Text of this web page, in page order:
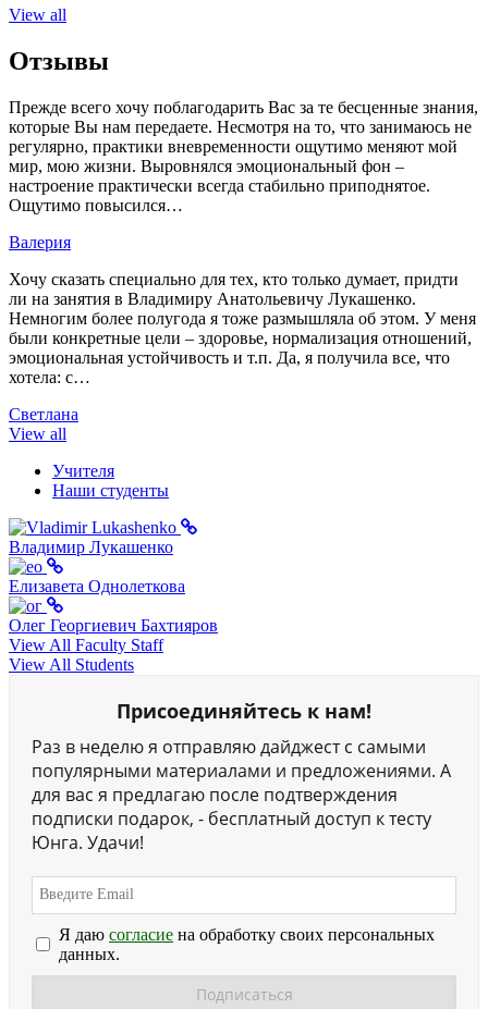
View all
Отзывы
Прежде всего хочу поблагодарить Вас за те бесценные знания,
которые Вы нам передаете. Несмотря на то, что занимаюсь не
регулярно, практики вневременности ощутимо меняют мой
мир, мою жизни. Выровнялся эмоциональный фон –
настроение практически всегда стабильно приподнятое.
Ощутимо повысился…
Валерия
Хочу сказать специально для тех, кто только думает, придти
ли на занятия в Владимиру Анатольевичу Лукашенко.
Немногим более полугода я тоже размышляла об этом. У меня
были конкретные цели – здоровье, нормализация отношений,
эмоциональная устойчивость и т.п. Да, я получила все, что
хотела: с…
Светлана
View all
Учителя
Наши студенты
Владимир Лукашенко
Елизавета Однолеткова
Олег Георгиевич Бахтияров
View All Faculty Staff
View All Students
Присоединяйтесь к нам!
Раз в неделю я отправляю дайджест с самыми
популярными материалами и предложениями. А
для вас я предлагаю после подтверждения
подписки подарок, - бесплатный доступ к тесту
Юнга. Удачи!
Я даю согласие на обработку своих персональных
данных.